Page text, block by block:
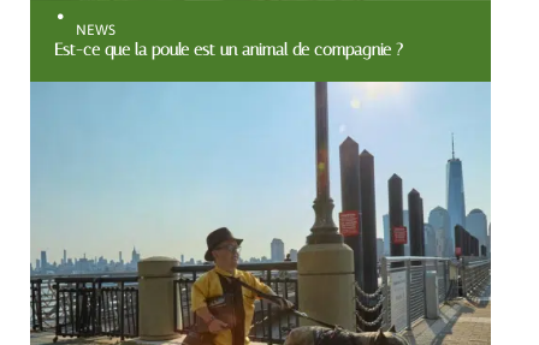
NEWS
Est-ce que la poule est un animal de compagnie ?